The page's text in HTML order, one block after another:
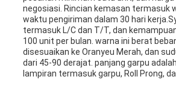
negosiasi. Rincian kemasan termasuk
waktu pengiriman dalam 30 hari
termasuk L/C dan T/T, dan
100 unit per bulan. warna ini berat
disesuaikan ke Oranyeu Merah, dan
dari 45-90 derajat. panjang garpu
lampiran termasuk garpu, Roll Prong,